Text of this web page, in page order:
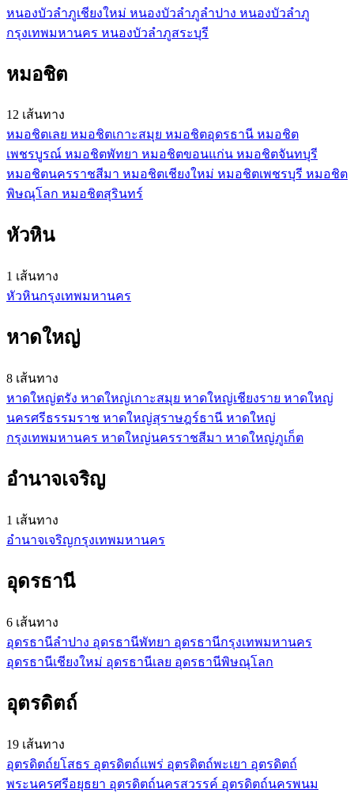
หนองบัวลำภูเชียงใหม่ หนองบัวลำภูลำปาง หนองบัวลำภู
กรุงเทพมหานคร หนองบัวลำภูสระบุรี
หมอชิต
12 เส้นทาง
หมอชิตเลย หมอชิตเกาะสมุย หมอชิตอุดรธานี หมอชิต
เพชรบูรณ์ หมอชิตพัทยา หมอชิตขอนแก่น หมอชิตจันทบุรี
หมอชิตนครราชสีมา หมอชิตเชียงใหม่ หมอชิตเพชรบุรี หมอชิต
พิษณุโลก หมอชิตสุรินทร์
หัวหิน
1 เส้นทาง
หัวหินกรุงเทพมหานคร
หาดใหญ่
8 เส้นทาง
หาดใหญ่ตรัง หาดใหญ่เกาะสมุย หาดใหญ่เชียงราย หาดใหญ่
นครศรีธรรมราช หาดใหญ่สุราษฎร์ธานี หาดใหญ่
กรุงเทพมหานคร หาดใหญ่นครราชสีมา หาดใหญ่ภูเก็ต
อำนาจเจริญ
1 เส้นทาง
อำนาจเจริญกรุงเทพมหานคร
อุดรธานี
6 เส้นทาง
อุดรธานีลำปาง อุดรธานีพัทยา อุดรธานีกรุงเทพมหานคร
อุดรธานีเชียงใหม่ อุดรธานีเลย อุดรธานีพิษณุโลก
อุตรดิตถ์
19 เส้นทาง
อุตรดิตถ์ยโสธร อุตรดิตถ์แพร่ อุตรดิตถ์พะเยา อุตรดิตถ์
พระนครศรีอยุธยา อุตรดิตถ์นครสวรรค์ อุตรดิตถ์นครพนม